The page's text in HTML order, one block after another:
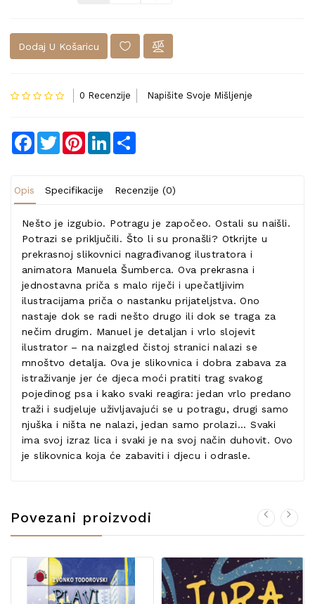
Dodaj U Košaricu
0 Recenzije Napišite Svoje Mišljenje
Facebook
TwitterPinterestLinkedIn
Opis Specifikacije Recenzije (0)
Nešto je izgubio. Potragu je započeo. Ostali su naišli.
Potrazi se priključili. Što li su pronašli? Otkrijte u
prekrasnoj slikovnici nagrađivanog ilustratora i
animatora Manuela Šumberca. Ova prekrasna i
jednostavna priča s malo riječi i upečatljivim
ilustracijama priča o nastanku prijateljstva. Ono
nastaje dok se radi nešto drugo ili dok se traga za
nečim drugim. Manuel je detaljan i vrlo slojevit
ilustrator – na naizgled čistoj stranici nalazi se
mnoštvo detalja. Ova je slikovnica i dobra zabava za
istraživanje jer će djeca moći pratiti trag svakog
pojedinog psa i kako svaki reagira: jedan vrlo predano
traži i sudjeluje uživljavajući se u potragu, drugi samo
njuška i ništa ne nalazi, jedan samo prolazi... Svaki
ima svoj izraz lica i svaki je na svoj način duhovit. Ovo
je slikovnica koja će zabaviti i djecu i odrasle.
Povezani proizvodi